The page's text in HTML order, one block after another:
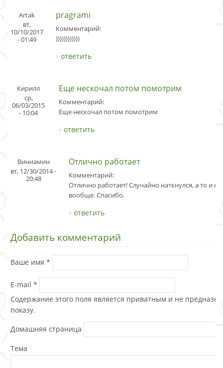
Artak
вт,
10/10/2017
- 01:49
pragrami
Комментарий:
))))))))))))
ответить
Кирилл
ср,
06/03/2015
- 10:04
Еще нескочал потом помотрим
Комментарий:
Еще нескочал потом помотрим
ответить
Виниамин
вт, 12/30/2014 -
20:48
Отлично работает
Комментарий:
Отлично работает! Случайно наткнулся, а то и
вообще. Спасибо.
ответить
Добавить комментарий
Ваше имя *
E-mail *
Содержание этого поля является приватным и не
показу.
Домашняя страница
Тема